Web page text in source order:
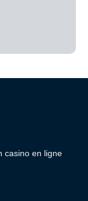
casino en ligne